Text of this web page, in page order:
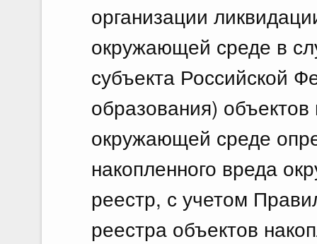
организации
окружающей среде в
субъекта Российской
образования)
окружающей среде
накопленного вреда
реестр, с учетом
реестра объектов
18
О
18